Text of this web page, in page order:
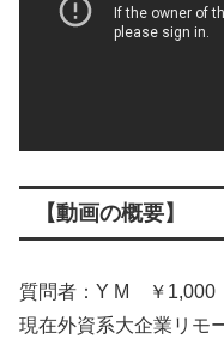
【動画の概要】
質問者：Y M ￥1,000
現在外資系大企業リモ